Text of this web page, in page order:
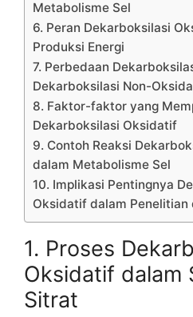
Metabolisme Sel
6. Peran Dekarboksilasi
Produksi Energi
7. Perbedaan
Dekarboksilasi Non-
8. Faktor-faktor yang
Dekarboksilasi Oksidatif
9. Contoh Reaksi
dalam Metabolisme Sel
10. Implikasi Pentingnya
Oksidatif dalam Penelitian
1. Proses
Oksidatif dalam
Sitrat